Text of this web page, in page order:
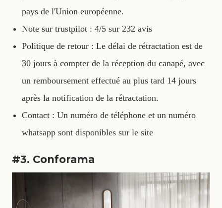
pays de l'Union européenne.
Note sur trustpilot : 4/5 sur 232 avis
Politique de retour : Le délai de rétractation est de
30 jours à compter de la réception du canapé, avec
un remboursement effectué au plus tard 14 jours
après la notification de la rétractation.
Contact : Un numéro de téléphone et un numéro
whatsapp sont disponibles sur le site
#3. Conforama